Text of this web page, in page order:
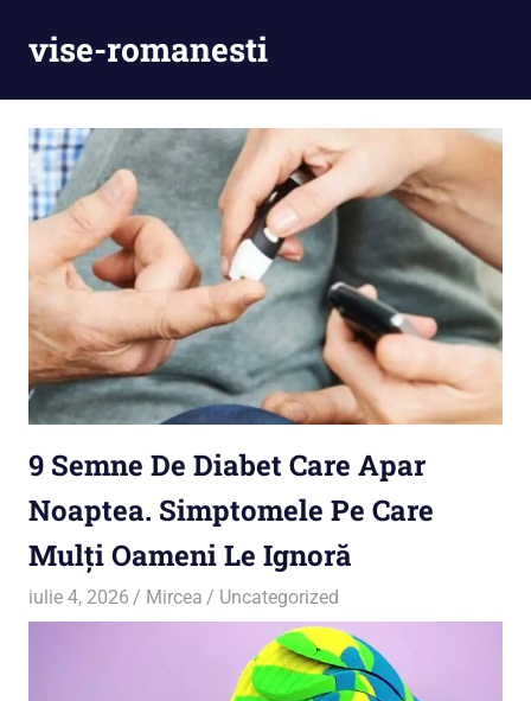
vise-romanesti
9 Semne De Diabet Care Apar
Noaptea. Simptomele Pe Care
Mulți Oameni Le Ignoră
iulie 4, 2026 Mircea Uncategorized